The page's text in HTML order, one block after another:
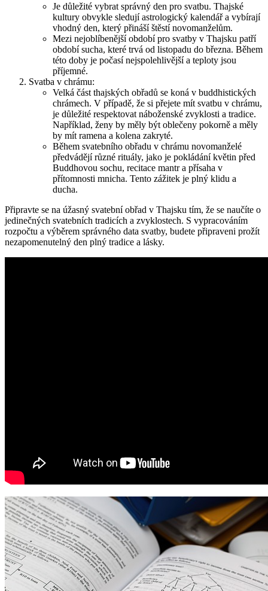
Je důležité vybrat správný den pro svatbu. Thajské
kultury obvykle sledují astrologický kalendář a vybírají
vhodný den, který přináší štěstí novomanželům.
Mezi nejoblíbenější období pro svatby v Thajsku patří
období sucha, které trvá od listopadu do března. Během
této doby je počasí nejspolehlivější a teploty jsou
příjemné.
Svatba v chrámu:
Velká část thajských obřadů se koná v buddhistických
chrámech. V případě, že si přejete mít svatbu v chrámu,
je důležité respektovat náboženské zvyklosti a tradice.
Například, ženy by měly být oblečeny pokorně a měly
by mít ramena a kolena zakryté.
Během svatebního obřadu v chrámu novomanželé
předvádějí různé rituály, jako je pokládání květin před
Buddhovou sochu, recitace mantr a přísaha v
přítomnosti mnicha. Tento zážitek je plný klidu a
ducha.
Připravte se na úžasný svatební obřad v Thajsku tím, že se naučíte o
jedinečných svatebních tradicích a zvyklostech. S vypracováním
rozpočtu a výběrem správného data svatby, budete připraveni prožít
nezapomenutelný den plný tradice a lásky.